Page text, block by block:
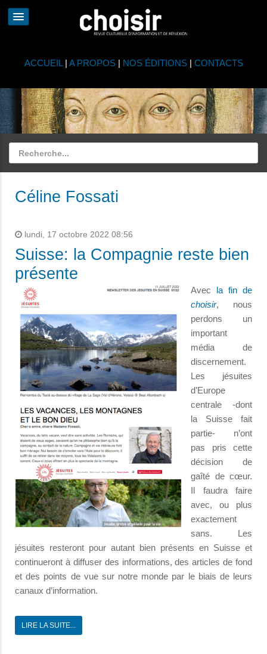
ACCUEIL | A PROPOS| NOS ÉDITIONS| CONTACTS
Céline Fossati
lundi, 17 octobre 2022 08:56
Suisse: la Compagnie reste bien
présente
Avec
la fin de
choisir, nous
perdons un
important
média de
discernement.
Les jésuites
d’Europe
centrale -dont
la Suisse fait
partie- n’ont
pas pris cette
décision de
gaîté de cœur.
Il faudra faire
avec, ou plus
exactement
sans. Les
jésuites resteront pour autant bien présents en Suisse et
continueront à diffuser des informations, des articles de fond
et des points de vue sur notre monde par le biais de leurs
canaux d’information.
LIRE LA SUITE...